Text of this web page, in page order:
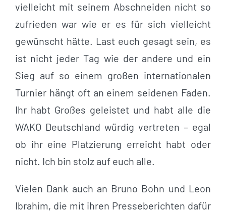
vielleicht mit seinem Abschneiden nicht so
zufrieden war wie er es für sich vielleicht
gewünscht hätte. Last euch gesagt sein, es
ist nicht jeder Tag wie der andere und ein
Sieg auf so einem großen internationalen
Turnier hängt oft an einem seidenen Faden.
Ihr habt Großes geleistet und habt alle die
WAKO Deutschland würdig vertreten – egal
ob ihr eine Platzierung erreicht habt oder
nicht. Ich bin stolz auf euch alle.
Vielen Dank auch an Bruno Bohn und Leon
Ibrahim, die mit ihren Presseberichten dafür